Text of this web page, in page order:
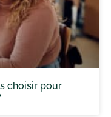
choisir pour